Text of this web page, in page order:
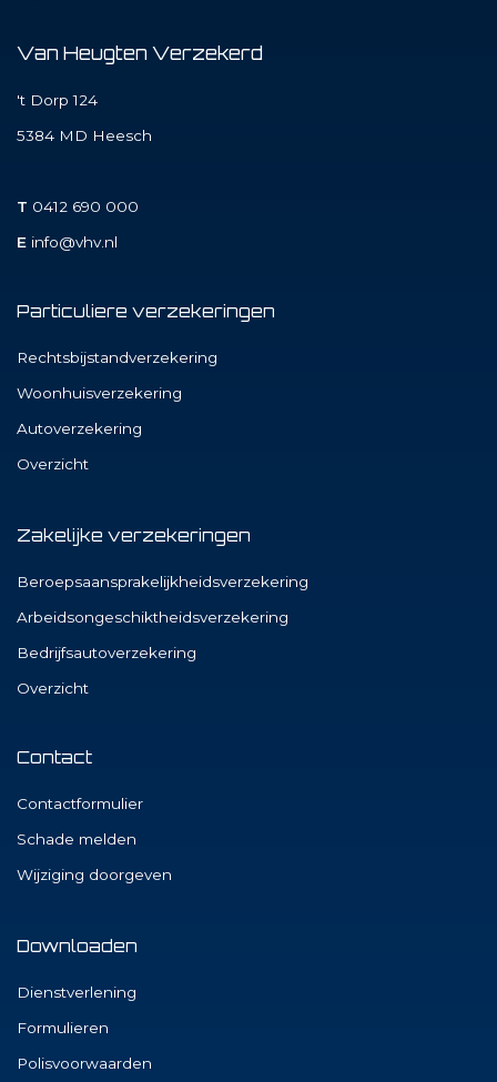
Van Heugten Verzekerd
't Dorp 124
5384 MD Heesch
T 0412 690 000
E info@vhv.nl
Particuliere verzekeringen
Rechtsbijstandverzekering
Woonhuisverzekering
Autoverzekering
Overzicht
Zakelijke verzekeringen
Beroepsaansprakelijkheidsverzekering
Arbeidsongeschiktheidsverzekering
Bedrijfsautoverzekering
Overzicht
Contact
Contactformulier
Schade melden
Wijziging doorgeven
Downloaden
Dienstverlening
Formulieren
Polisvoorwaarden